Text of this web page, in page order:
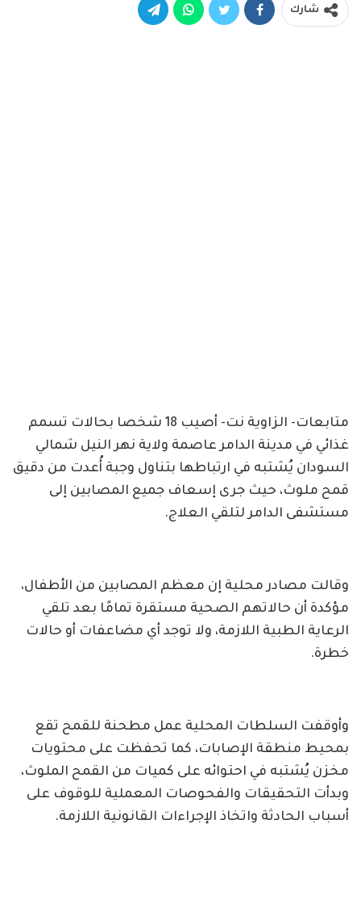
شارك
متابعات- الزاوية نت- أصيب 18 شخصا بحالات تسمم
غذائي في مدينة الدامر عاصمة ولاية نهر النيل شمالي
السودان يُشتبه في ارتباطها بتناول وجبة أُعدت من دقيق
قمح ملوث، حيث جرى إسعاف جميع المصابين إلى
مستشفى الدامر لتلقي العلاج.
وقالت مصادر محلية إن معظم المصابين من الأطفال،
مؤكدة أن حالاتهم الصحية مستقرة تمامًا بعد تلقي
الرعاية الطبية اللازمة، ولا توجد أي مضاعفات أو حالات
خطرة.
وأوقفت السلطات المحلية عمل مطحنة للقمح تقع
بمحيط منطقة الإصابات، كما تحفظت على محتويات
مخزن يُشتبه في احتوائه على كميات من القمح الملوث،
وبدأت التحقيقات والفحوصات المعملية للوقوف على
أسباب الحادثة واتخاذ الإجراءات القانونية اللازمة.